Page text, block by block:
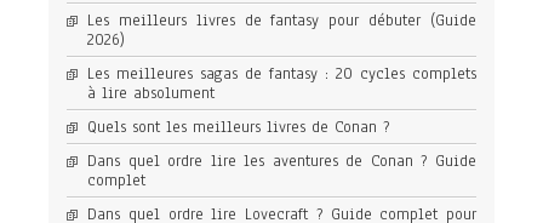
Les meilleurs livres de fantasy pour débuter (Guide
2026)
Les meilleures sagas de fantasy : 20 cycles complets
à lire absolument
Quels sont les meilleurs livres de Conan ?
Dans quel ordre lire les aventures de Conan ? Guide
complet
Dans quel ordre lire Lovecraft ? Guide complet pour